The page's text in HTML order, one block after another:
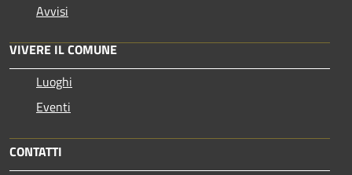
Avvisi
VIVERE IL COMUNE
Luoghi
Eventi
CONTATTI